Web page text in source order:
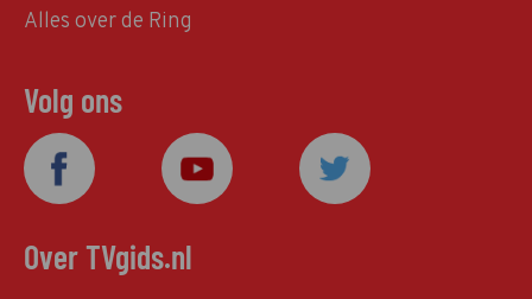
Alles over de Ring
Volg ons
Over TVgids.nl